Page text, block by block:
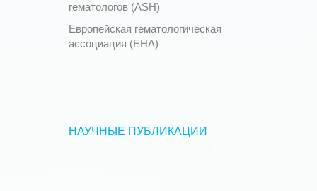
гематологов (ASH)
Европейская гематологическая
ассоциация (EHA)
НАУЧНЫЕ ПУБЛИКАЦИИ